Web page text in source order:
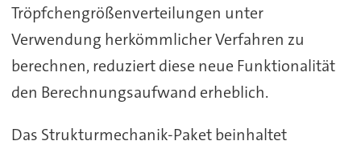
Tröpfchengrößenverteilungen unter
Verwendung herkömmlicher Verfahren zu
berechnen, reduziert diese neue Funktionalität
den Berechnungsaufwand erheblich.
Das Strukturmechanik-Paket beinhaltet